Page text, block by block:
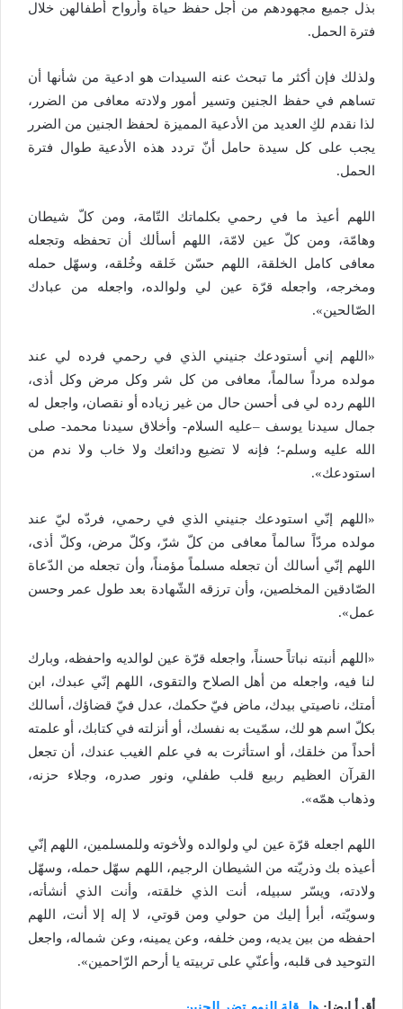
بذل جميع مجهودهم من أجل حفظ حياة وأرواح أطفالهن خلال
فترة الحمل.
ولذلك فإن أكثر ما تبحث عنه السيدات هو ادعية من شأنها أن
تساهم في حفظ الجنين وتسير أمور ولادته معافى من الضرر،
لذا نقدم لكِ العديد من الأدعية المميزة لحفظ الجنين من الضرر
يجب على كل سيدة حامل أنّ تردد هذه الأدعية طوال فترة
الحمل.
اللهم أعيذ ما في رحمي بكلماتك التّامة، ومن كلّ شيطان
وهامّة، ومن كلّ عين لامّة، اللهم أسألك أن تحفظه وتجعله
معافى كامل الخلقة، اللهم حسّن خَلقه وخُلقه، وسهّل حمله
ومخرجه، واجعله قرّة عين لي ولوالده، واجعله من عبادك
الصّالحين».
«اللهم إني أستودعك جنيني الذي في رحمي فرده لي عند
مولده مرداً سالماً، معافى من كل شر وكل مرض وكل أذى،
اللهم رده لي فى أحسن حال من غير زياده أو نقصان، واجعل له
جمال سيدنا يوسف –عليه السلام- وأخلاق سيدنا محمد- صلى
الله عليه وسلم-؛ فإنه لا تضيع ودائعك ولا خاب ولا ندم من
استودعك».
«اللهم إنّي استودعك جنيني الذي في رحمي، فردّه ليّ عند
مولده مردّاً سالماً معافى من كلّ شرّ، وكلّ مرض، وكلّ أذى،
اللهم إنّي أسالك أن تجعله مسلماً مؤمناً، وأن تجعله من الدّعاة
الصّادقين المخلصين، وأن ترزقه الشّهادة بعد طول عمر وحسن
عمل».
«اللهم أنبته نباتاً حسناً، واجعله قرّة عين لوالديه واحفظه، وبارك
لنا فيه، واجعله من أهل الصلاح والتقوى، اللهم إنّي عبدك، ابن
أمتك، ناصيتي بيدك، ماض فيّ حكمك، عدل فيّ قضاؤك، أسالك
بكلّ اسم هو لك، سمّيت به نفسك، أو أنزلته في كتابك، أو علمته
أحداً من خلقك، أو استأثرت به في علم الغيب عندك، أن تجعل
القرآن العظيم ربيع قلب طفلي، ونور صدره، وجلاء حزنه،
وذهاب همّه».
اللهم اجعله قرّة عين لي ولوالده ولأخوته وللمسلمين، اللهم إنّي
أعيذه بك وذريّته من الشيطان الرجيم، اللهم سهّل حمله، وسهّل
ولادته، ويسّر سبيله، أنت الذي خلقته، وأنت الذي أنشأته،
وسويّته، أبرأ إليك من حولي ومن قوتي، لا إله إلا أنت، اللهم
احفظه من بين يديه، ومن خلفه، وعن يمينه، وعن شماله، واجعل
التوحيد فى قلبه، وأعنّي على تربيته يا أرحم الرّاحمين».